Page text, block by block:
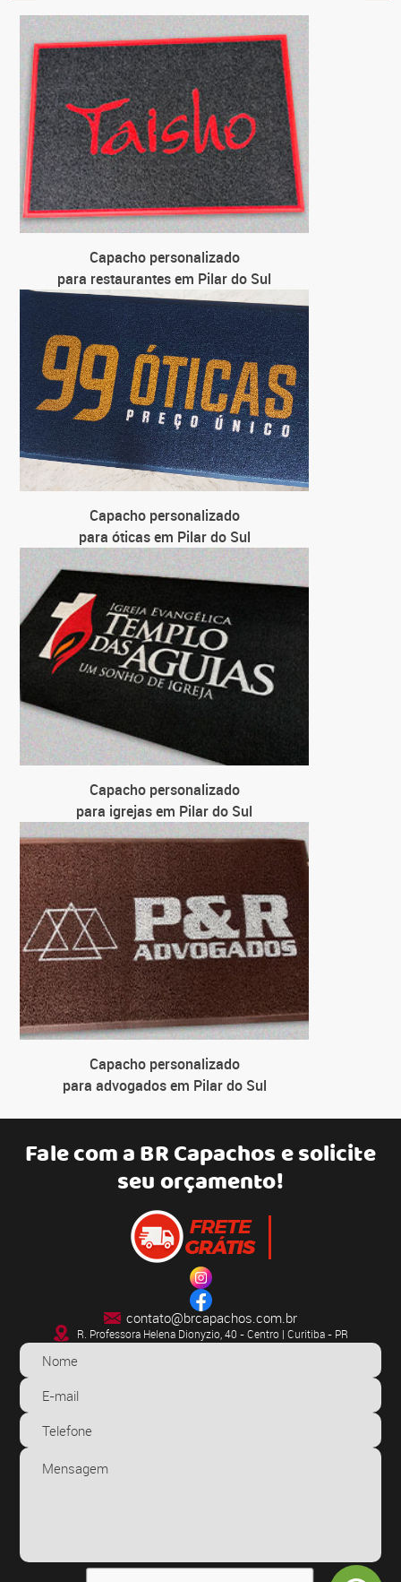
Capacho personalizado
para restaurantes em Pilar do Sul
Capacho personalizado
para óticas em Pilar do Sul
Capacho personalizado
para igrejas em Pilar do Sul
Capacho personalizado
para advogados em Pilar do Sul
Fale com aBR Capachose solicite
seu orçamento!
contato@brcapachos.com.br
R. Professora Helena Dionyzio, 40 - Centro | Curitiba - PR